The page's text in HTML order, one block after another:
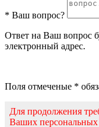
* Ваш вопрос?
Ответ на Ваш вопрос
электронный адрес.
Поля отмеченые *
Для продолжения
Ваших